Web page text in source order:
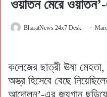
ওয়াতন মেরে
BharatNews 24x7 Desk
কলেজের ছাত্রী ঊষা মেহতা,
অস্ত্র হিসেবে বেছে
আন্দোলন’-এর জয়গান ছড়িয়ে